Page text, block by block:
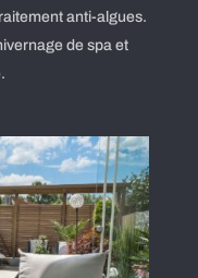
anti-algues.
de spa et